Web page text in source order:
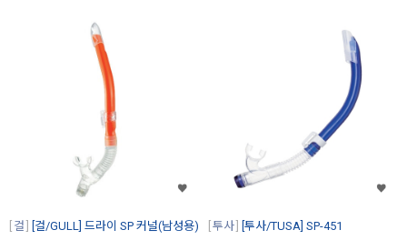
걸 [걸/GULL] 드라이 SP 커널(남성용) 투사 [투사/TUSA] SP-451